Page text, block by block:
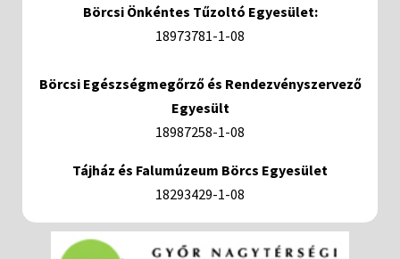
Börcsi Önkéntes Tűzoltó Egyesület:
18973781-1-08
Börcsi Egészségmegőrző és Rendezvényszervező
Egyesült
18987258-1-08
Tájház és Falumúzeum Börcs Egyesület
18293429-1-08